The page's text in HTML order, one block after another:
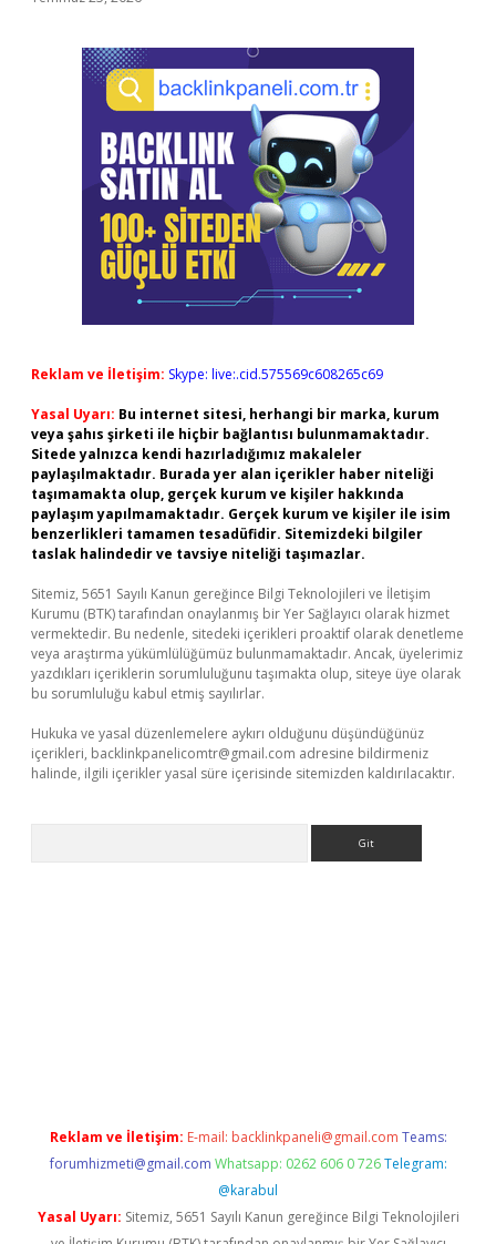
Reklam ve İletişim: Skype: live:.cid.575569c608265c69
Yasal Uyarı: Bu internet sitesi, herhangi bir marka, kurum
veya şahıs şirketi ile hiçbir bağlantısı bulunmamaktadır.
Sitede yalnızca kendi hazırladığımız makaleler
paylaşılmaktadır. Burada yer alan içerikler haber niteliği
taşımamakta olup, gerçek kurum ve kişiler hakkında
paylaşım yapılmamaktadır. Gerçek kurum ve kişiler ile isim
benzerlikleri tamamen tesadüfidir. Sitemizdeki bilgiler
taslak halindedir ve tavsiye niteliği taşımazlar.
Sitemiz, 5651 Sayılı Kanun gereğince Bilgi Teknolojileri ve İletişim
Kurumu (BTK) tarafından onaylanmış bir Yer Sağlayıcı olarak hizmet
vermektedir. Bu nedenle, sitedeki içerikleri proaktif olarak denetleme
veya araştırma yükümlülüğümüz bulunmamaktadır. Ancak, üyelerimiz
yazdıkları içeriklerin sorumluluğunu taşımakta olup, siteye üye olarak
bu sorumluluğu kabul etmiş sayılırlar.
Hukuka ve yasal düzenlemelere aykırı olduğunu düşündüğünüz
içerikleri, backlinkpanelicomtr@gmail.com adresine bildirmeniz
halinde, ilgili içerikler yasal süre içerisinde sitemizden kaldırılacaktır.
Reklam ve İletişim: E-mail: backlinkpaneli@gmail.com Teams:
forumhizmeti@gmail.com Whatsapp: 0262 606 0 726 Telegram:
@karabul
Yasal Uyarı: Sitemiz, 5651 Sayılı Kanun gereğince Bilgi Teknolojileri